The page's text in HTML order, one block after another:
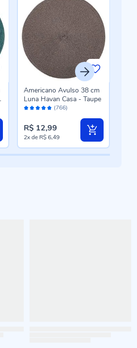
Avaliação: (766)
Americano Avulso 38 cm
Luna Havan Casa - Taupe
R$ 12,99
2xde R$ 6,49